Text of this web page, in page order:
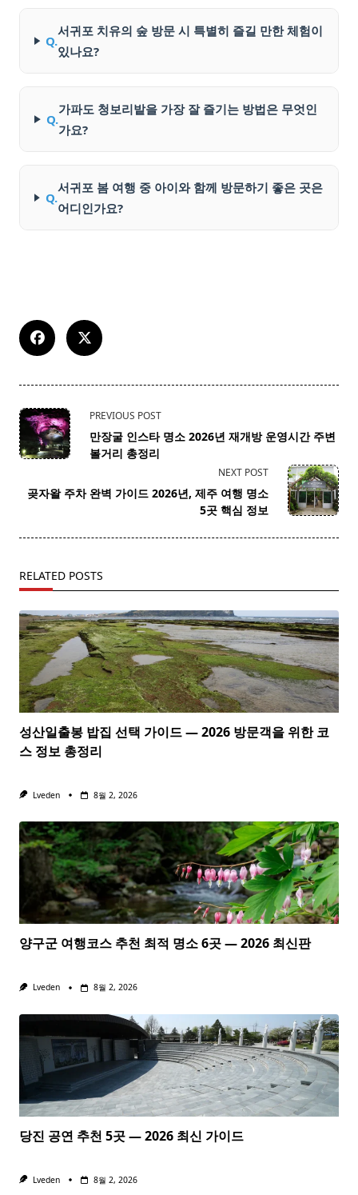
Q.
서귀포 치유의 숲 방문 시 특별히 즐길 만한 체험이
있나요?
Q.
가파도 청보리밭을 가장 잘 즐기는 방법은 무엇인
가요?
Q.
서귀포 봄 여행 중 아이와 함께 방문하기 좋은 곳은
어디인가요?
<span
class="nav-
subtitle
reader-
PREVIOUS POST
만장굴 인스타 명소 2026년 재개방 운영시간 주변
볼거리 총정리
NEXT POST
곶자왈 주차 완벽 가이드 2026년, 제주 여행 명소
5곳 핵심 정보
RELATED POSTS
성산일출봉 밥집 선택 가이드 — 2026 방문객을 위한 코
스 정보 총정리
Lveden 8월 2, 2026
양구군 여행코스 추천 최적 명소 6곳 — 2026 최신판
Lveden 8월 2, 2026
당진 공연 추천 5곳 — 2026 최신 가이드
Lveden 8월 2, 2026